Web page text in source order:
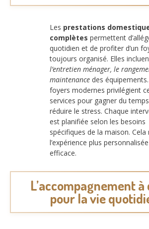
Les prestations
complètes permettent
quotidien et de profiter d’un
toujours organisé. Elles
l’entretien ménager, le
maintenance des équipements.
foyers modernes privilégient
services pour gagner du
réduire le stress. Chaque
est planifiée selon les besoins
spécifiques de la maison. Cela
l’expérience plus
efficace.
L’accompagnement
pour la vie